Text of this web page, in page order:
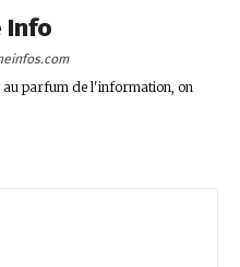
Info
parfum de l'information, on